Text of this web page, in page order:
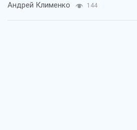
Андрей Клименко 144